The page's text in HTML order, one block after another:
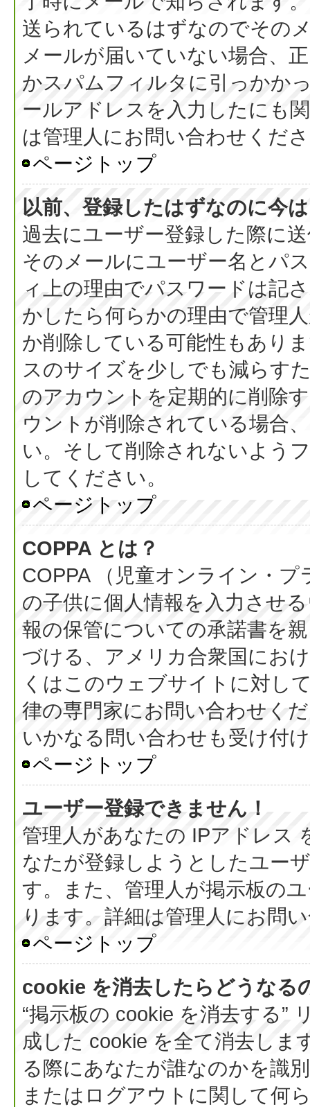
送られているはずなのでその
メールが届いていない場合、
かスパムフィルタに引っかか
ールアドレスを入力したにも
は管理人にお問い合わせくだ
ページトップ
以前、登録したはずなのに今
過去にユーザー登録した際に
そのメールにユーザー名とパ
ィ上の理由でパスワードは記
かしたら何らかの理由で管理
か削除している可能性もあり
スのサイズを少しでも減らす
のアカウントを定期的に削除
ウントが削除されている場合
い。そして削除されないよう
してください。
ページトップ
COPPA とは？
COPPA （児童オンライン・
の子供に個人情報を入力させ
報の保管についての承諾書を
づける、アメリカ合衆国にお
くはこのウェブサイトに対し
律の専門家にお問い合わせく
いかなる問い合わせも受け付
ページトップ
ユーザー登録できません！
管理人があなたの IPアドレス
なたが登録しようとしたユー
す。また、管理人が掲示板の
ります。詳細は管理人にお問
ページトップ
cookie を消去したらどうなる
“掲示板の cookie を消去する”
成した cookie を全て消去しま
る際にあなたが誰なのかを識
またはログアウトに関して何